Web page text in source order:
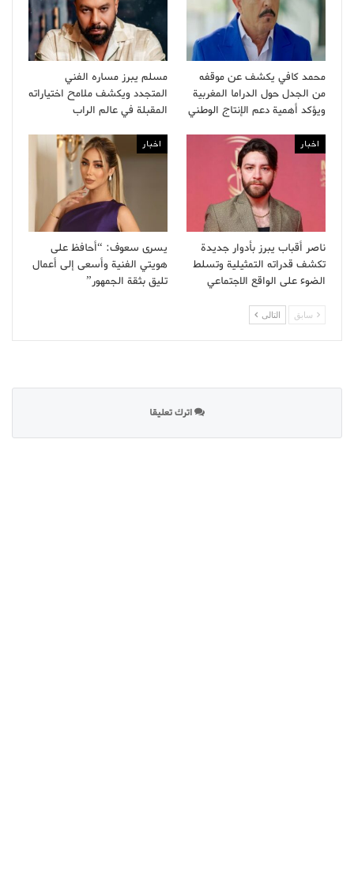
محمد كافي يكشف عن موقفه
من الجدل حول الدراما المغربية
ويؤكد أهمية دعم الإنتاج الوطني
مسلم يبرز مساره الفني
المتجدد ويكشف ملامح اختياراته
المقبلة في عالم الراب
اخبار
ناصر أقباب يبرز بأدوار جديدة
تكشف قدراته التمثيلية وتسلط
الضوء على الواقع الاجتماعي
اخبار
يسرى سعوف: “أحافظ على
هويتي الفنية وأسعى إلى أعمال
تليق بثقة الجمهور”
سابق التالى
اترك تعليقا